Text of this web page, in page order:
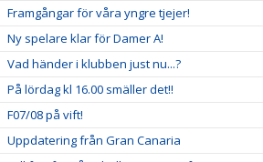
Framgångar för våra yngre tjejer!
Ny spelare klar för Damer A!
Vad händer i klubben just nu...?
På lördag kl 16.00 smäller det!!
F07/08 på vift!
Uppdatering från Gran Canaria